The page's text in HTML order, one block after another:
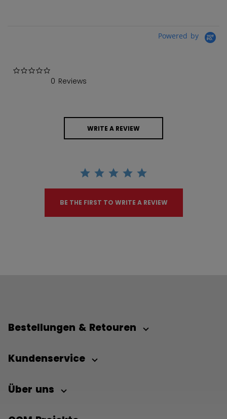
Powered by
0 Reviews
WRITE A REVIEW
BE THE FIRST TO WRITE A REVIEW
Bestellungen & Retouren
Kundenservice
Über uns